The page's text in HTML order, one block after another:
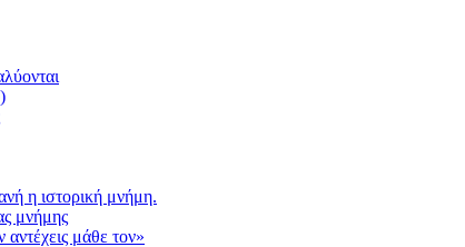
η ιστορική μνήμη.
μνήμης
μάθε τον»